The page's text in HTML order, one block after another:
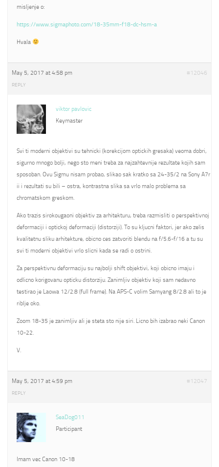
misljenje o:
https://www.sigmaphoto.com/18-35mm-f18-dc-hsm-a
Hvala
May 5, 2017 at 4:58 pm #12046
REPLY
viktor pavlovic
Keymaster
Svi ti moderni objektivi su tehnicki (korekcijom optickih gresaka) veoma dobri,
sigurno mnogo bolji, nego sto meni treba za najzahtevnije rezultate kojih sam
sposoban. Ovu Sigmu nisam probao, slikao sak kratko sa 24-35/2 na Sony A7r
ii i rezultati su bili – ostra, kontrastna slika sa vrlo malo problema sa
chromatskom greskom.
Ako trazis sirokougaoni objektiv za arhitekturu, treba razmisliti o perspektivnoj
deformaciji i optickoj deformaciji (distorziji). To su kljucni faktori, jer ako zelis
kvalitetnu sliku arhitekture, obicno ces zatvoriti blendu na f/5.6-f/16 a tu su
svi ti moderni objektivi vrlo slicni kada se radi o ostrini.
Za perspektivnu deformaciju su najbolji shift objektivi, koji obicno imaju i
odlicno korigovanu opticku distorziju. Zanimljiv objektiv koji sam nedavno
testirao je Laowa 12/2.8 (full frame). Na APS-C volim Samyang 8/2.8 ali to je
riblje oko.
Zoom 18-35 je zanimljiv ali je steta sto nije siri. Licno bih izabrao neki Canon
10-22.
V.
May 5, 2017 at 4:59 pm #12047
REPLY
SeaDog011
Participant
Imam vec Canon 10-18